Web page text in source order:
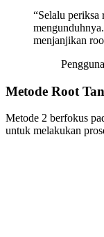
“Selalu periksa
menjanjikan
Metode Root
Metode 2 berfokus
untuk melakukan